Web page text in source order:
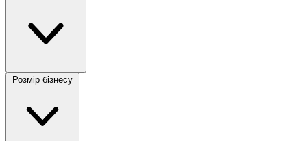
Розмір бізнесу